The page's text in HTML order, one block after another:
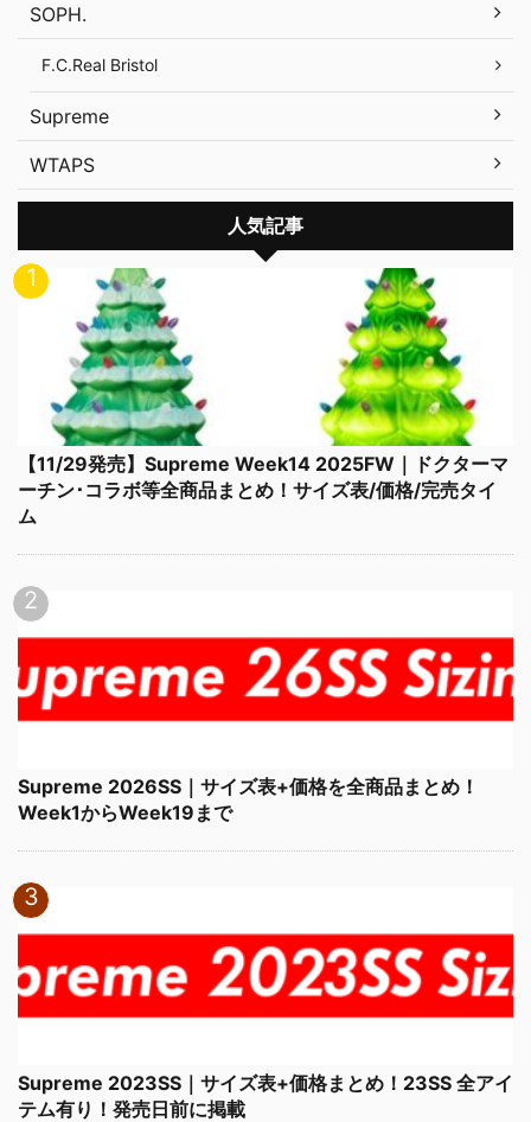
SOPH.
F.C.Real Bristol
Supreme
WTAPS
人気記事
【11/29発売】Supreme Week14 2025FW｜ドクターマ
ーチン･コラボ等全商品まとめ！サイズ表/価格/完売タイ
ム
Supreme 2026SS｜サイズ表+価格を全商品まとめ！
Week1からWeek19まで
Supreme 2023SS｜サイズ表+価格まとめ！23SS 全アイ
テム有り！発売日前に掲載